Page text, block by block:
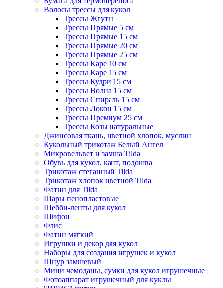
Волосы трессы для кукол
Трессы Жгуты
Трессы Прямые 5 см
Трессы Прямые 15 см
Трессы Прямые 20 см
Трессы Прямые 25 см
Трессы Каре 10 см
Трессы Каре 15 см
Трессы Кудри 15 см
Трессы Волна 15 см
Трессы Спираль 15 см
Трессы Локон 15 см
Трессы Премиум 25 см
Трессы Козы натуральные
Джинсовая ткань, цветной хлопок, муслин
Кукольный трикотаж Белый Ангел
Микровельвет и замша Tilda
Обувь для кукол, кант, подошва
Трикотаж стеганный Tilda
Трикотаж хлопок цветной Tilda
Фатин для Tilda
Шары пенопластовые
Шебби-ленты для кукол
Шифон
Флис
Фатин мягкий
Игрушки и декор для кукол
Наборы для создания игрушек и кукол
Шнур замшевый
Мини чемоданы, сумки для кукол игрушечные
Фотоаппарат игрушечный для куклы